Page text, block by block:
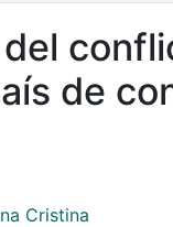
de
Cristina